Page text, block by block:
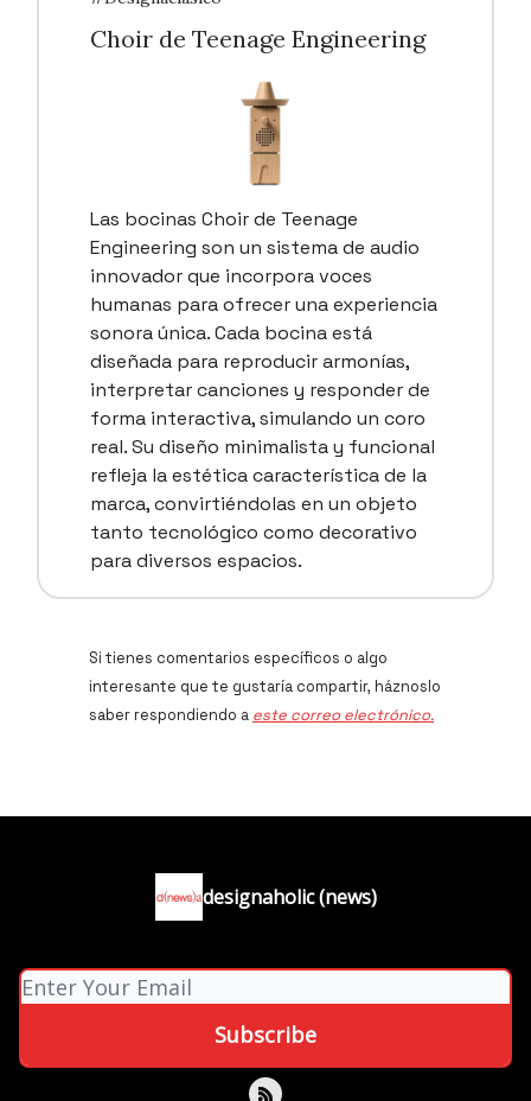
Choir de Teenage Engineering
Las bocinas Choir de Teenage
Engineering son un sistema de audio
innovador que incorpora voces
humanas para ofrecer una experiencia
sonora única. Cada bocina está
diseñada para reproducir armonías,
interpretar canciones y responder de
forma interactiva, simulando un coro
real. Su diseño minimalista y funcional
refleja la estética característica de la
marca, convirtiéndolas en un objeto
tanto tecnológico como decorativo
para diversos espacios.
Si tienes comentarios específicos o algo
interesante que te gustaría compartir, háznoslo
saber respondiendo a este correo electrónico.
designaholic (news)